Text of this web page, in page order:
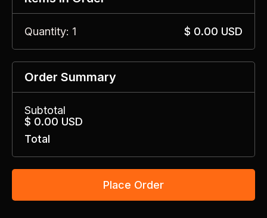
1 $ 0.00 USD
Order Summary
Subtotal
$ 0.00 USD
Total
Place Order